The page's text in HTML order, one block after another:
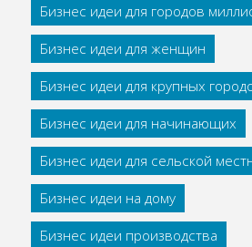
Бизнес идеи для городов
Бизнес идеи для женщин
Бизнес идеи для крупных
Бизнес идеи для начинающих
Бизнес идеи для сельской
Бизнес идеи на дому
Бизнес идеи производства